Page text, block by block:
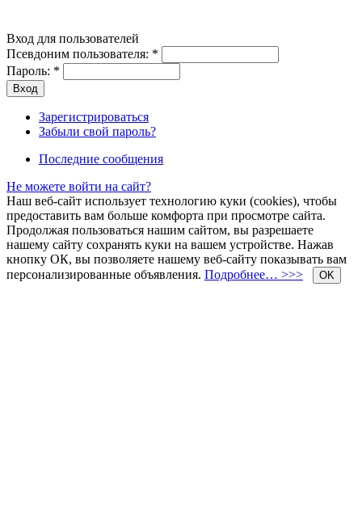
Вход для пользователей
Псевдоним пользователя: *
Пароль: *
Зарегистрироваться
Забыли свой пароль?
Последние сообщения
Не можете войти на сайт?
Наш веб-сайт использует технологию куки (cookies), чтобы
предоставить вам больше комфорта при просмотре сайта.
Продолжая пользоваться нашим сайтом, вы разрешаете
нашему сайту сохранять куки на вашем устройстве. Нажав
кнопку ОК, вы позволяете нашему веб-сайту показывать вам
персонализированные объявления. Подробнее… >>> OK